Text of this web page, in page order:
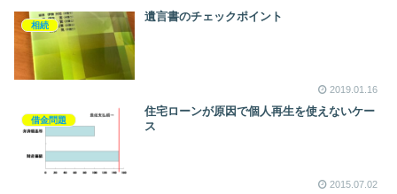
相続
遺言書のチェックポイント
2019.01.16
借金問題
住宅ローンが原因で個人再生を使えないケー
ス
2015.07.02